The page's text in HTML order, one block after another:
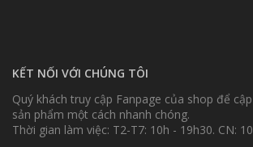
KẾT NỐI VỚI CHÚNG TÔI
Quý khách truy cập Fanpage của shop để
sản phẩm một cách nhanh chóng.
Thời gian làm việc: T2-T7: 10h - 19h30. CN: